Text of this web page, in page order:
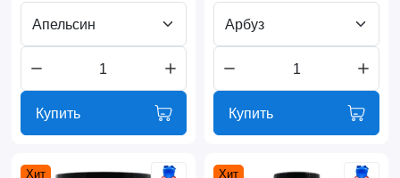
Апельсин
Купить
Арбуз
Купить
Хит Хит